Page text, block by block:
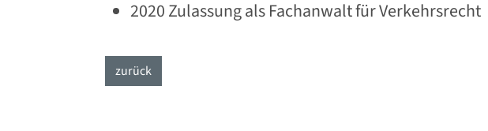
2020 Zulassung als Fachanwalt für Verkehrsrecht
zurück